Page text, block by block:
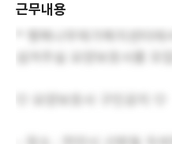
근무내용